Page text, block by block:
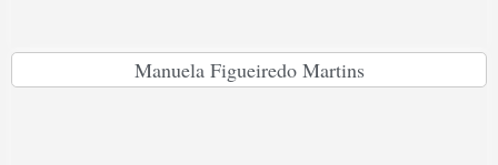
Manuela Figueiredo Martins